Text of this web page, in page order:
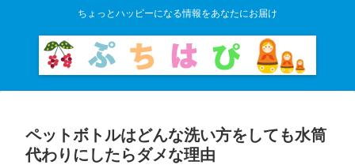
ちょっとハッピーになる情報をあなたにお届け
ペットボトルはどんな洗い方をしても水筒
代わりにしたらダメな理由